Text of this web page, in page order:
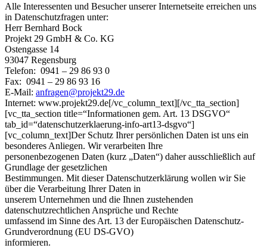
Alle Interessenten und Besucher unserer Internetseite erreichen uns
in Datenschutzfragen unter:
Herr Bernhard Bock
Projekt 29 GmbH & Co. KG
Ostengasse 14
93047 Regensburg
Telefon: 0941 – 29 86 93 0
Fax: 0941 – 29 86 93 16
E-Mail: anfragen@projekt29.de
Internet: www.projekt29.de[/vc_column_text][/vc_tta_section]
[vc_tta_section title=“Informationen gem. Art. 13 DSGVO“
tab_id=“datenschutzerklaerung-info-art13-dsgvo“]
[vc_column_text]Der Schutz Ihrer persönlichen Daten ist uns ein
besonderes Anliegen. Wir verarbeiten Ihre
personenbezogenen Daten (kurz „Daten“) daher ausschließlich auf
Grundlage der gesetzlichen
Bestimmungen. Mit dieser Datenschutzerklärung wollen wir Sie
über die Verarbeitung Ihrer Daten in
unserem Unternehmen und die Ihnen zustehenden
datenschutzrechtlichen Ansprüche und Rechte
umfassend im Sinne des Art. 13 der Europäischen Datenschutz-
Grundverordnung (EU DS-GVO)
informieren.